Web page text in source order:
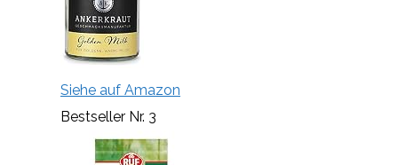
Siehe auf Amazon
Bestseller Nr. 3